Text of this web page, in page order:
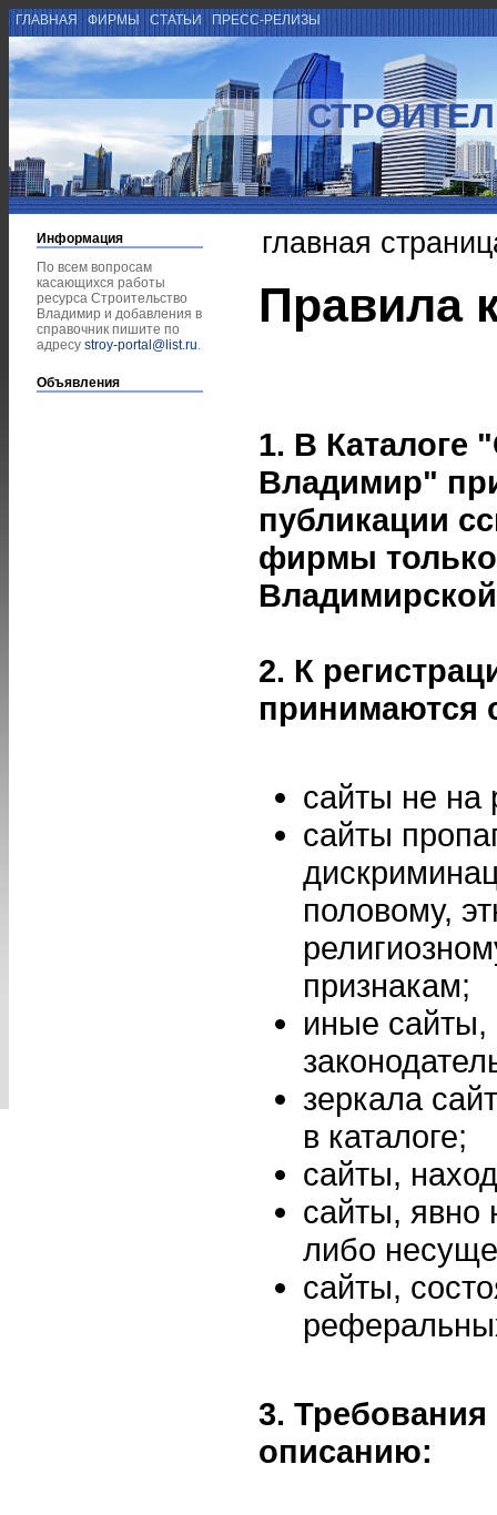
ГЛАВНАЯ ФИРМЫ СТАТЬИ ПРЕСС-РЕЛИЗЫ
Информация
По всем вопросам
касающихся работы
ресурса Строительство
Владимир и добавления в
справочник пишите по
адресу stroy-portal@list.ru.
Объявления
главная
Правила
1. В Каталоге
Владимир"
публикации
фирмы
2. К
принимаются
сайты не на
сайты
половому,
признакам;
иные
зеркала
в каталоге;
сайты,
сайты, явно
либо
сайты,
3.
описанию: